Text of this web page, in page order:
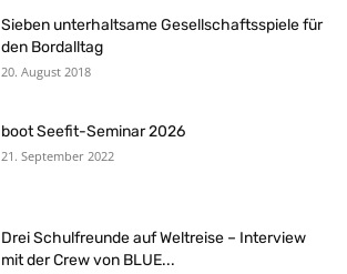
Sieben unterhaltsame Gesellschaftsspiele für
den Bordalltag
20. August 2018
boot Seefit-Seminar 2026
21. September 2022
Drei Schulfreunde auf Weltreise – Interview
mit der Crew von BLUE...